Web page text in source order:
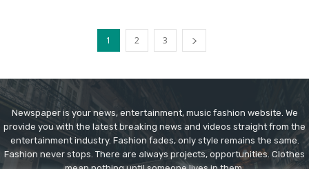
1 2 3
Newspaper is your news, entertainment, music fashion website. We
provide you with the latest breaking news and videos straight from the
entertainment industry. Fashion fades, only style remains the same.
Fashion never stops. There are always projects, opportunities. Clothes